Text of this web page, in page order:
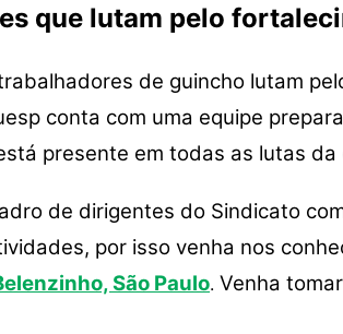
que lutam pelo
de guincho lutam
conta com uma equipe
presente em todas as lutas da
de dirigentes do Sindicato
por isso venha nos
São Paulo. Venha